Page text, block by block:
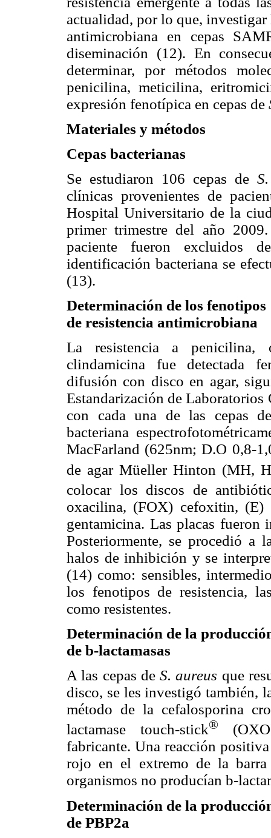
actualidad, por lo que,
antimicrobiana en cepas
diseminación (12). En
determinar, por métodos
penicilina, meticilina,
expresión fenotípica en cepas de
Materiales y métodos
Cepas bacterianas
Se estudiaron 106 cepas de
clínicas provenientes de
Hospital Universitario de la
primer trimestre del año
paciente fueron excluidos
identificación bacteriana se
(13).
Determinación de los fenotipos
de resistencia antimicrobiana
La resistencia a penicilina,
clindamicina fue detectada
difusión con disco en agar,
Estandarización de
con cada una de las cepas
bacteriana
MacFarland (625nm; D.O 0,8-
de agar Müeller Hinton (MH,
colocar los discos de
oxacilina, (FOX) cefoxitin,
gentamicina. Las placas fueron
Posteriormente, se procedió a
halos de inhibición y se
(14) como: sensibles,
los fenotipos de resistencia,
como resistentes.
Determinación de la
de b-lactamasas
A las cepas deS. aureus que
disco, se les investigó también,
método de la cefalosporina
lactamase touch-stick®
fabricante. Una reacción
rojo en el extremo de la barra
organismos no producían b-
Determinación de la
de PBP2a